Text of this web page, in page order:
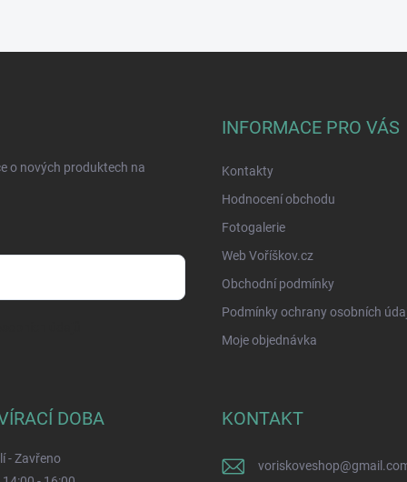
o nových produktech na
INFORMACE PRO VÁS
Kontakty
Hodnocení obchodu
Fotogalerie
Web Voříškov.cz
Obchodní podmínky
Podmínky ochrany osobních
Moje objednávka
DOBA
- Zavřeno
KONTAKT
voriskoveshop@